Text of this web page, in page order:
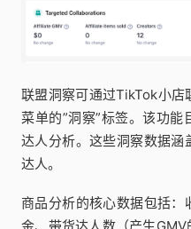
联盟洞察可通过TikTok小店
菜单的”洞察”标签。该功
达人分析。这些洞察数据涵
达人。
商品分析的核心数据包括